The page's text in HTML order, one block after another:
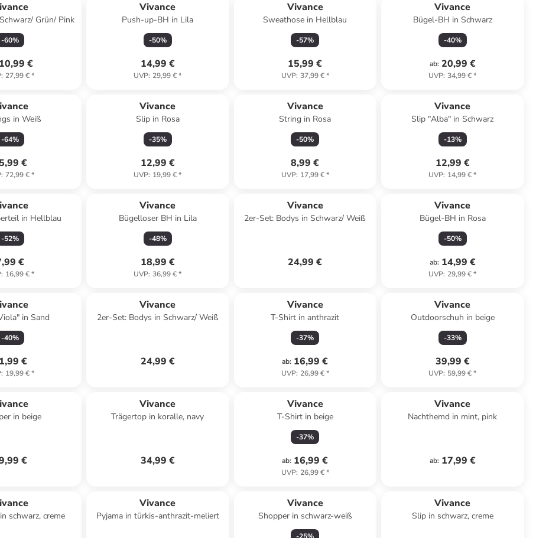
Grün/ Pink
-60%
10,99 €
: 27,99 €*
Vivance
Push-up-BH in Lila
-50%
14,99 €
UVP: 29,99 €*
Vivance
Sweathose in Hellblau
-57%
15,99 €
UVP: 37,99 €*
Vivance
Bügel-BH in Schwarz
-40%
ab: 20,99 €
UVP: 34,99 €*
in Weiß
-64%
€
: 72,99 €*
Vivance
Slip in Rosa
-35%
12,99 €
UVP: 19,99 €*
Vivance
String in Rosa
-50%
8,99 €
UVP: 17,99 €*
Vivance
Slip "Alba" in Schwarz
-13%
12,99 €
UVP: 14,99 €*
in Hellblau
-52%
€
: 16,99 €*
Vivance
Bügelloser BH in Lila
-48%
18,99 €
UVP: 36,99 €*
Vivance
2er-Set: Bodys in Schwarz/ Weiß
24,99 €
Vivance
Bügel-BH in Rosa
-50%
ab: 14,99 €
UVP: 29,99 €*
in Sand
-40%
€
: 19,99 €*
Vivance
2er-Set: Bodys in Schwarz/ Weiß
24,99 €
Vivance
T-Shirt in anthrazit
-37%
ab: 16,99 €
UVP: 26,99 €*
Vivance
Outdoorschuh in beige
-33%
39,99 €
UVP: 59,99 €*
in beige
€
Vivance
Trägertop in koralle, navy
34,99 €
Vivance
T-Shirt in beige
-37%
ab: 16,99 €
UVP: 26,99 €*
Vivance
Nachthemd in mint, pink
ab: 17,99 €
schwarz, creme
Vivance
Pyjama in türkis-anthrazit-meliert
Vivance
Shopper in schwarz-weiß
Vivance
Slip in schwarz, creme